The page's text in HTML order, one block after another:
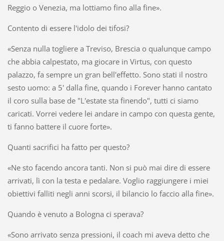
Reggio o Venezia, ma lottiamo fino alla fine».
Contento di essere l'idolo dei tifosi?
«Senza nulla togliere a Treviso, Brescia o qualunque campo
che abbia calpestato, ma giocare in Virtus, con questo
palazzo, fa sempre un gran bell'effetto. Sono stati il nostro
sesto uomo: a 5' dalla fine, quando i Forever hanno cantato
il coro sulla base de "L'estate sta finendo", tutti ci siamo
caricati. Vorrei vedere lei andare in campo con questa gente,
ti fanno battere il cuore forte».
Quanti sacrifici ha fatto per questo?
«Ne sto facendo ancora tanti. Non si può mai dire di essere
arrivati, lì con la testa e pedalare. Voglio raggiungere i miei
obiettivi falliti negli anni scorsi, il bilancio lo faccio alla fine».
Quando è venuto a Bologna ci sperava?
«Sono arrivato senza pressioni, il coach mi aveva detto che